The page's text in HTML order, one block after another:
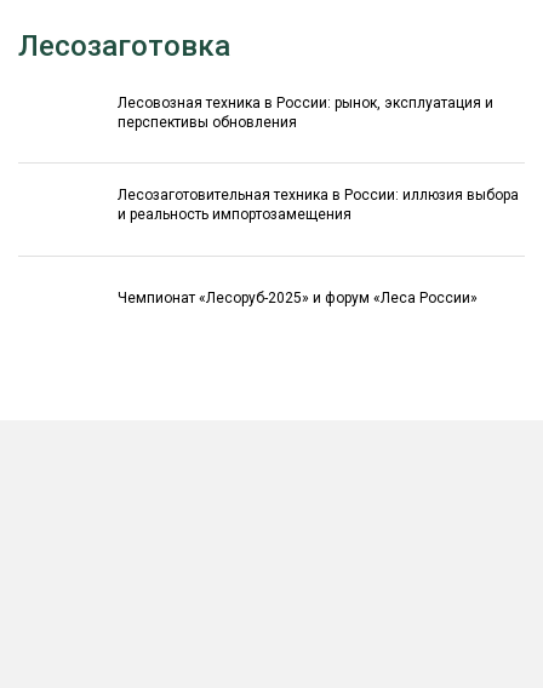
Лесозаготовка
Лесовозная техника в России: рынок, эксплуатация и
перспективы обновления
Лесозаготовительная техника в России: иллюзия выбора
и реальность импортозамещения
Чемпионат «Лесоруб-2025» и форум «Леса России»